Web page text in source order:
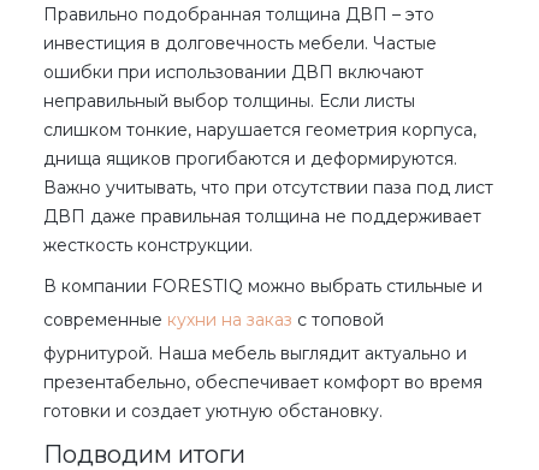
Правильно подобранная толщина ДВП – это
инвестиция в долговечность мебели. Частые
ошибки при использовании ДВП включают
неправильный выбор толщины. Если листы
слишком тонкие, нарушается геометрия корпуса,
днища ящиков прогибаются и деформируются.
Важно учитывать, что при отсутствии паза под лист
ДВП даже правильная толщина не поддерживает
жесткость конструкции.
В компании FORESTIQ можно выбрать стильные и
современные кухни на заказ с топовой
фурнитурой. Наша мебель выглядит актуально и
презентабельно, обеспечивает комфорт во время
готовки и создает уютную обстановку.
Подводим итоги